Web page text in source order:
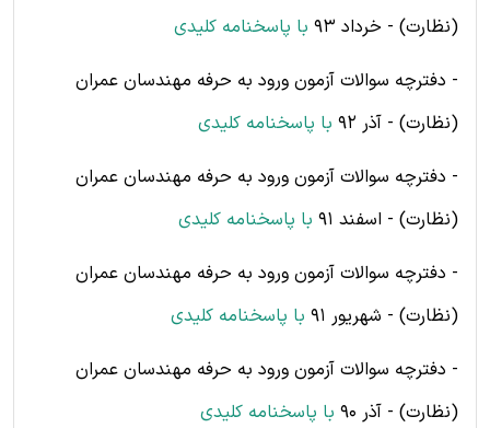
(نظارت) - خرداد 93
با پاسخنامه کلیدی
- دفترچه سوالات آزمون ورود به حرفه مهندسان عمران
(نظارت) - آذر 92
با پاسخنامه کلیدی
- دفترچه سوالات آزمون ورود به حرفه مهندسان عمران
(نظارت) - اسفند 91
با پاسخنامه کلیدی
- دفترچه سوالات آزمون ورود به حرفه مهندسان عمران
(نظارت) - شهریور 91
با پاسخنامه کلیدی
- دفترچه سوالات آزمون ورود به حرفه مهندسان عمران
(نظارت) - آذر 90
با پاسخنامه کلیدی